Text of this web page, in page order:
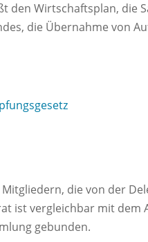
den Wirtschaftsplan, die
die Übernahme von
die von der
ist vergleichbar mit
gebunden.